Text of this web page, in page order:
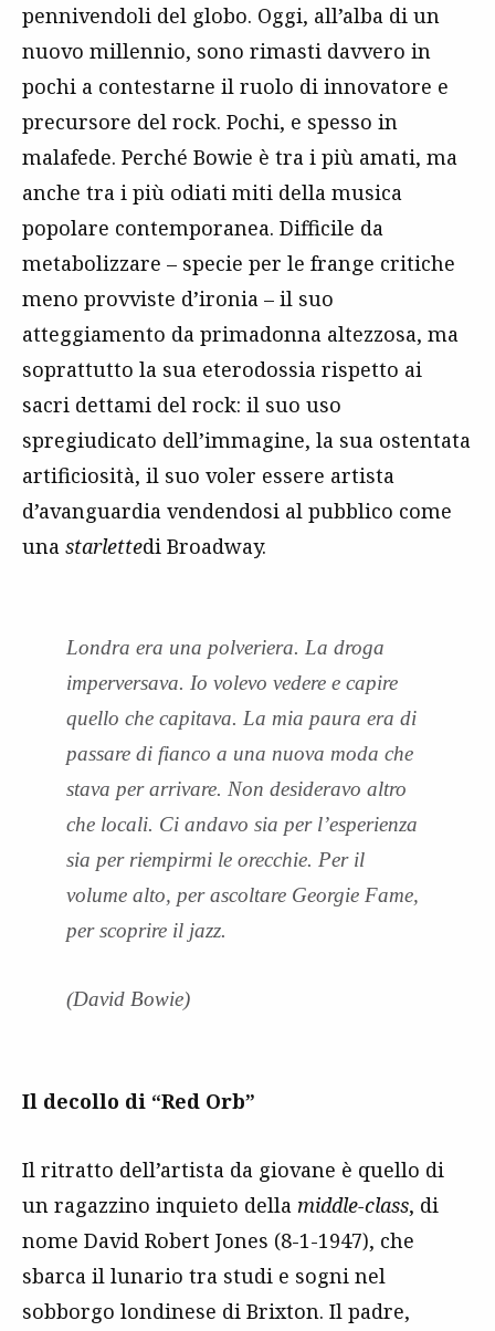
pennivendoli del globo. Oggi, all’alba di un
nuovo millennio, sono rimasti davvero in
pochi a contestarne il ruolo di innovatore e
precursore del rock. Pochi, e spesso in
malafede. Perché Bowie è tra i più amati, ma
anche tra i più odiati miti della musica
popolare contemporanea. Difficile da
metabolizzare – specie per le frange critiche
meno provviste d’ironia – il suo
atteggiamento da primadonna altezzosa, ma
soprattutto la sua eterodossia rispetto ai
sacri dettami del rock: il suo uso
spregiudicato dell’immagine, la sua ostentata
artificiosità, il suo voler essere artista
d’avanguardia vendendosi al pubblico come
una starlettedi Broadway.
Londra era una polveriera. La droga
imperversava. Io volevo vedere e capire
quello che capitava. La mia paura era di
passare di fianco a una nuova moda che
stava per arrivare. Non desideravo altro
che locali. Ci andavo sia per l’esperienza
sia per riempirmi le orecchie. Per il
volume alto, per ascoltare Georgie Fame,
per scoprire il jazz.
(David Bowie)
Il decollo di “Red Orb”
Il ritratto dell’artista da giovane è quello di
un ragazzino inquieto della middle-class, di
nome David Robert Jones (8-1-1947), che
sbarca il lunario tra studi e sogni nel
sobborgo londinese di Brixton. Il padre,